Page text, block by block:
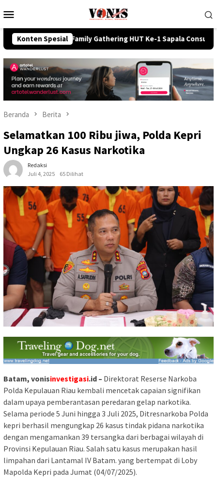
ke
Mobile
Konten Spesial
Family Gathering HUT Ke-1 Sapala Consultant RIY Law
Beranda Berita
Selamatkan 100 Ribu jiwa, Polda Kepri
Ungkap 26 Kasus Narkotika
Redaksi
Juli 4, 2025
65 Dilihat
Batam, vonisinvestigasi.id – Direktorat Reserse Narkoba
Polda Kepulauan Riau kembali mencetak capaian signifikan
dalam upaya pemberantasan peredaran gelap narkotika.
Selama periode 5 Juni hingga 3 Juli 2025, Ditresnarkoba Polda
kepri berhasil mengungkap 26 kasus tindak pidana narkotika
dengan mengamankan 39 tersangka dari berbagai wilayah di
Provinsi Kepulauan Riau. Salah satu kasus merupakan hasil
limpahan dari Lantamal IV Batam. yang bertempat di Loby
Mapolda Kepri pada Jumat (04/07/2025).